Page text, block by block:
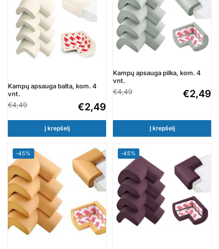
Kampų apsauga balta, kom. 4
vnt.
€4,49 €2,49
Į krepšelį
Kampų apsauga pilka, kom. 4
vnt.
€4,49 €2,49
Į krepšelį
-45% -45%